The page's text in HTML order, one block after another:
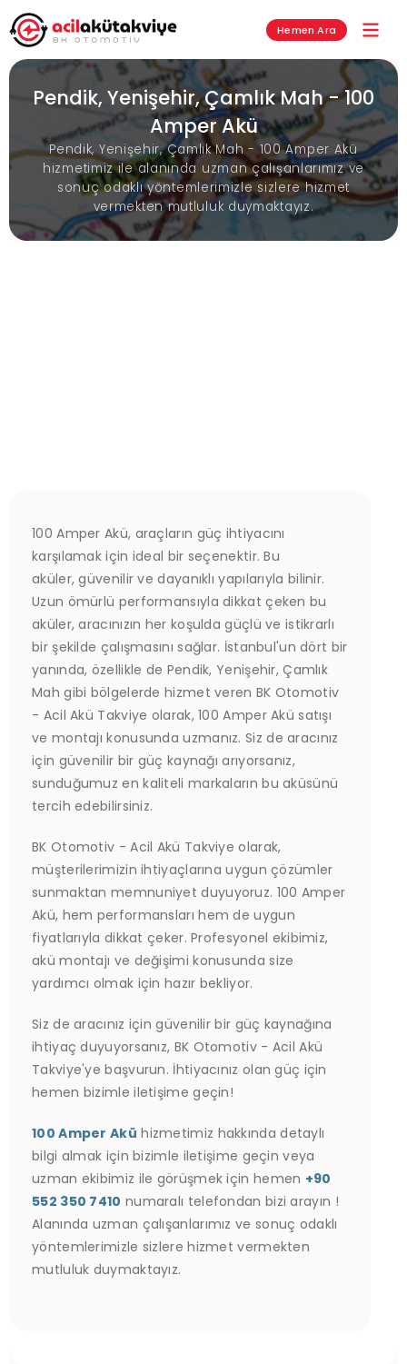
Hemen Ara
Pendik, Yenişehir, Çamlık Mah - 100
Amper Akü
Pendik, Yenişehir, Çamlık Mah - 100 Amper Akü
hizmetimiz ile alanında uzman çalışanlarımız ve
sonuç odaklı yöntemlerimizle sizlere hizmet
vermekten mutluluk duymaktayız.
100 Amper Akü, araçların güç ihtiyacını
karşılamak için ideal bir seçenektir. Bu
aküler, güvenilir ve dayanıklı yapılarıyla bilinir.
Uzun ömürlü performansıyla dikkat çeken bu
aküler, aracınızın her koşulda güçlü ve istikrarlı
bir şekilde çalışmasını sağlar. İstanbul'un dört bir
yanında, özellikle de Pendik, Yenişehir, Çamlık
Mah gibi bölgelerde hizmet veren BK Otomotiv
- Acil Akü Takviye olarak, 100 Amper Akü satışı
ve montajı konusunda uzmanız. Siz de aracınız
için güvenilir bir güç kaynağı arıyorsanız,
sunduğumuz en kaliteli markaların bu aküsünü
tercih edebilirsiniz.
BK Otomotiv - Acil Akü Takviye olarak,
müşterilerimizin ihtiyaçlarına uygun çözümler
sunmaktan memnuniyet duyuyoruz. 100 Amper
Akü, hem performansları hem de uygun
fiyatlarıyla dikkat çeker. Profesyonel ekibimiz,
akü montajı ve değişimi konusunda size
yardımcı olmak için hazır bekliyor.
Siz de aracınız için güvenilir bir güç kaynağına
ihtiyaç duyuyorsanız, BK Otomotiv - Acil Akü
Takviye'ye başvurun. İhtiyacınız olan güç için
hemen bizimle iletişime geçin!
100 Amper Akü hizmetimiz hakkında detaylı
bilgi almak için bizimle iletişime geçin veya
uzman ekibimiz ile görüşmek için hemen +90
552 350 7410 numaralı telefondan bizi arayın !
Alanında uzman çalışanlarımız ve sonuç odaklı
yöntemlerimizle sizlere hizmet vermekten
mutluluk duymaktayız.